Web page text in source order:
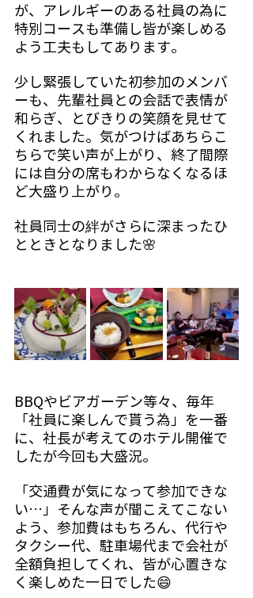
が、アレルギーのある社員の為に
特別コースも準備し皆が楽しめる
よう工夫もしてあります。
少し緊張していた初参加のメンバ
ーも、先輩社員との会話で表情が
和らぎ、とびきりの笑顔を見せて
くれました。気がつけばあちらこ
ちらで笑い声が上がり、終了間際
には自分の席もわからなくなるほ
ど大盛り上がり。
社員同士の絆がさらに深まったひ
とときとなりました🌸
BBQやビアガーデン等々、毎年
「社員に楽しんで貰う為」を一番
に、社長が考えてのホテル開催で
したが今回も大盛況。
「交通費が気になって参加できな
い…」そんな声が聞こえてこない
よう、参加費はもちろん、代行や
タクシー代、駐車場代まで会社が
全額負担してくれ、皆が心置きな
く楽しめた一日でした😄